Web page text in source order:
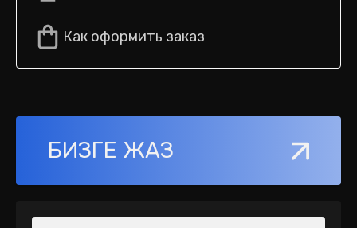
Как оформить заказ
БИЗГЕ ЖАЗ